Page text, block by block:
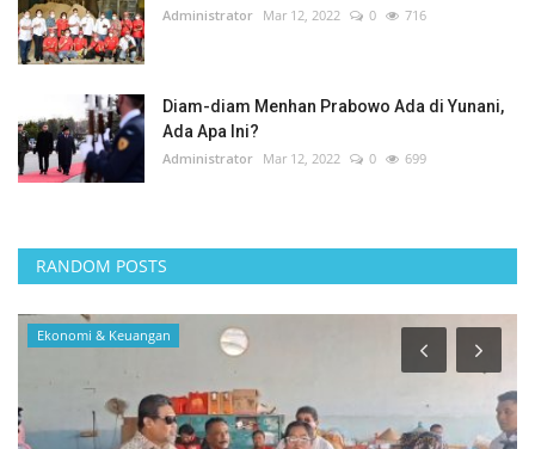
Administrator Mar 12, 2022 0 716
Diam-diam Menhan Prabowo Ada di Yunani,
Ada Apa Ini?
Administrator Mar 12, 2022 0 699
RANDOM POSTS
Sosial Budaya Pariwisata